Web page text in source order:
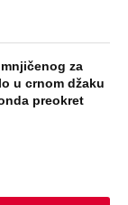
za
u crnom džaku
preokret